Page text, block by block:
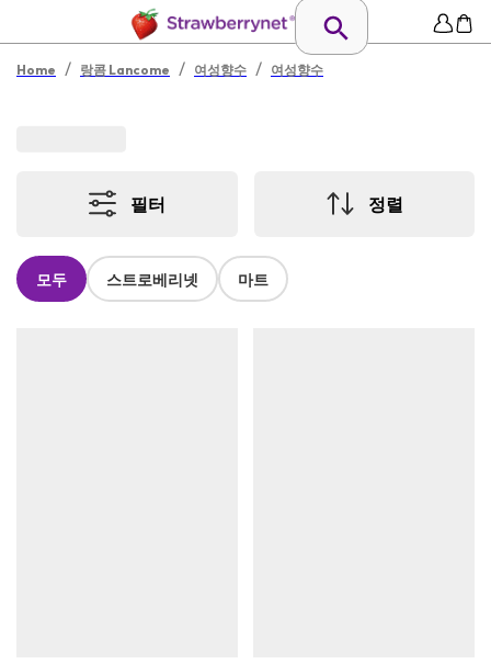
Home / 랑콤 Lancome / 여성향수 / 여성향수
필터 정렬
모두 스트로베리넷 마트